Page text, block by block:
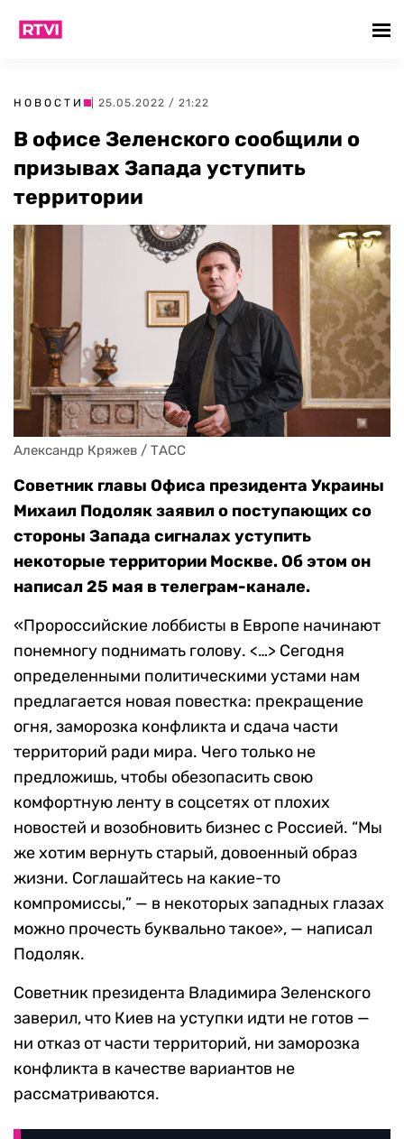
НОВОСТИ | 25.05.2022 / 21:22
В офисе Зеленского сообщили о
призывах Запада уступить
территории
Александр Кряжев / ТАСС
Советник главы Офиса президента Украины
Михаил Подоляк заявил о поступающих со
стороны Запада сигналах уступить
некоторые территории Москве. Об этом он
написал 25 мая в телеграм-канале.
«Пророссийские лоббисты в Европе начинают
понемногу поднимать голову. <…> Сегодня
определенными политическими устами нам
предлагается новая повестка: прекращение
огня, заморозка конфликта и сдача части
территорий ради мира. Чего только не
предложишь, чтобы обезопасить свою
комфортную ленту в соцсетях от плохих
новостей и возобновить бизнес с Россией. “Мы
же хотим вернуть старый, довоенный образ
жизни. Соглашайтесь на какие-то
компромиссы,” — в некоторых западных глазах
можно прочесть буквально такое», — написал
Подоляк.
Советник президента Владимира Зеленского
заверил, что Киев на уступки идти не готов —
ни отказ от части территорий, ни заморозка
конфликта в качестве вариантов не
рассматриваются.